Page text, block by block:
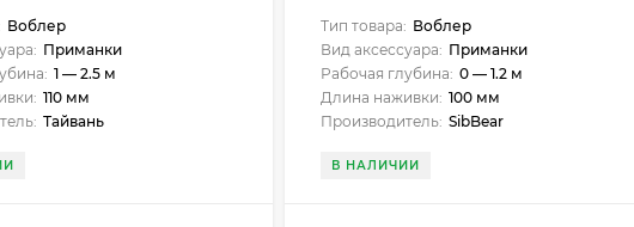
Воблер
Приманки
1 — 2.5 м
110 мм
Тайвань
Тип товара: Воблер
Вид аксессуара: Приманки
Рабочая глубина: 0 — 1.2 м
Длина наживки: 100 мм
Производитель: SibBear
В НАЛИЧИИ